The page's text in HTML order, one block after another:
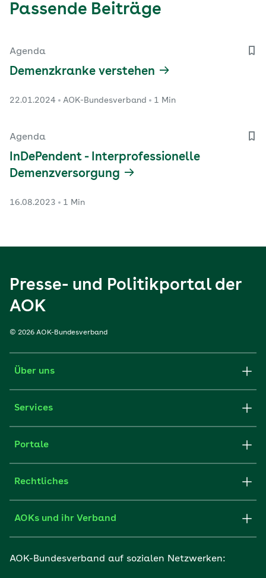
Passende Beiträge
Agenda
Demenzkranke verstehen
22.01.2024 AOK-Bundesverband 1 Min
Agenda
InDePendent - Interprofessionelle
Demenzversorgung
16.08.2023 1 Min
Presse- und Politikportal der
AOK
© 2026 AOK-Bundesverband
Über uns
Services
Portale
Rechtliches
AOKs und ihr Verband
AOK-Bundesverband auf sozialen Netzwerken: